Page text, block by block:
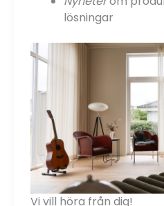
lösningar
Vi vill höra från dig!